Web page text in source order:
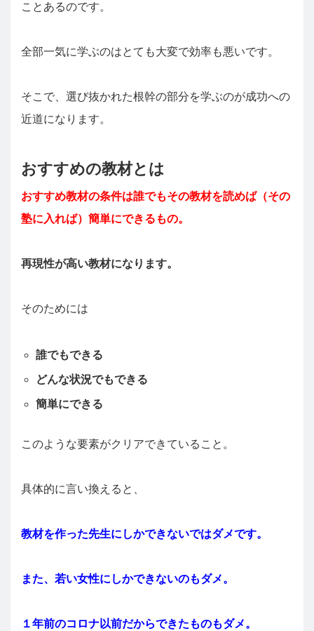
ことあるのです。
全部一気に学ぶのはとても大変で効率も悪いです。
そこで、選び抜かれた根幹の部分を学ぶのが成功への
近道になります。
おすすめの教材とは
おすすめ教材の条件は誰でもその教材を読めば（その
塾に入れば）簡単にできるもの。
再現性が高い教材になります。
そのためには
誰でもできる
どんな状況でもできる
簡単にできる
このような要素がクリアできていること。
具体的に言い換えると、
教材を作った先生にしかできないではダメです。
また、若い女性にしかできないのもダメ。
１年前のコロナ以前だからできたものもダメ。